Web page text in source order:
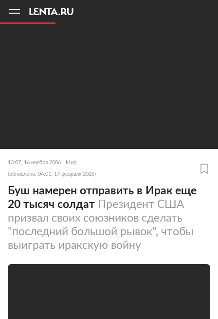
13:07, 16 ноября 2006 Мир
(обновлено: 04:01, 17 февраля 2026)
Буш намерен отправить в Ирак еще
20 тысяч солдат Президент США
призвал своих союзников сделать
"последний большой рывок", чтобы
выиграть иракскую войну